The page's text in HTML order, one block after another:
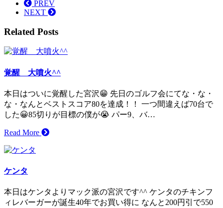
PREV
NEXT
Related Posts
覚醒 大噴火^^
本日はついに覚醒した宮沢😁 先日のゴルフ会にてな・な・
な・なんとベストスコア80を達成！！ 一つ間違えば70台で
した😀85切りが目標の僕が😭 パー9、バ…
Read More
ケンタ
本日はケンタよりマック派の宮沢です^^ ケンタのチキンフ
ィレバーガーが誕生40年でお買い得に なんと200円引で550